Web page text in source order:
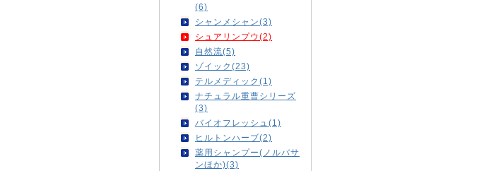
(6)
シャンメシャン(3)
シュアリンプウ(2)
自然流(5)
ゾイック(23)
テルメディック(1)
ナチュラル重曹シリーズ
(3)
バイオフレッシュ(1)
ヒルトンハーブ(2)
薬用シャンプー(ノルバサ
ンほか)(3)